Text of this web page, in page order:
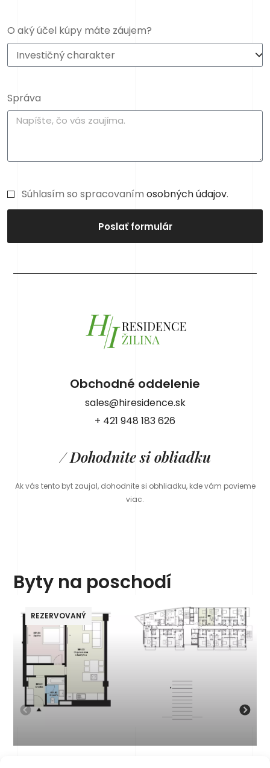
O aký účel kúpy máte záujem?
Správa
Súhlasím so spracovanímosobných údajov.
Poslať formulár
Obchodné oddelenie
sales@hiresidence.sk
+ 421 948 183 626
/ Dohodnite si obliadku
Ak vás tento byt zaujal, dohodnite si obhliadku, kde vám povieme
viac.
Byty na poschodí
REZERVOVANÝ